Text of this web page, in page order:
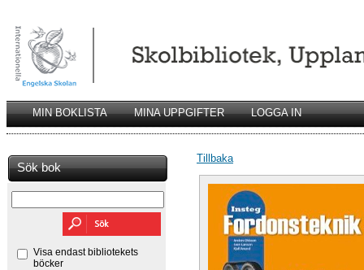
MIN BOKLISTA MINA UPPGIFTER LOGGA IN
Sök bok
Visa endast bibliotekets
böcker
Tillbaka